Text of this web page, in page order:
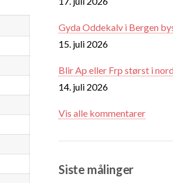
Gyda Oddekalv i Bergen
15. juli 2026
Blir Ap eller Frp størst i
14. juli 2026
Vis alle kommentarer
Siste målinger